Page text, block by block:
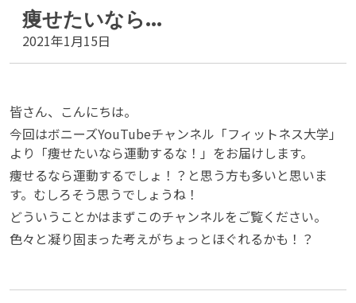
痩せたいなら…
2021年1月15日
皆さん、こんにちは。
今回はボニーズYouTubeチャンネル「フィットネス大学」
より「痩せたいなら運動するな！」をお届けします。
痩せるなら運動するでしょ！？と思う方も多いと思いま
す。むしろそう思うでしょうね！
どういうことかはまずこのチャンネルをご覧ください。
色々と凝り固まった考えがちょっとほぐれるかも！？